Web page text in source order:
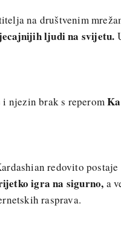
na društvenim
ljudi na svijetu.
njezin brak s reperom
redovito postaje
igra na sigurno, a
rasprava.